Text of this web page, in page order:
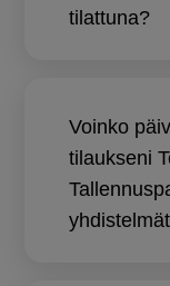
tilattuna?
Voinko
tilaukseni